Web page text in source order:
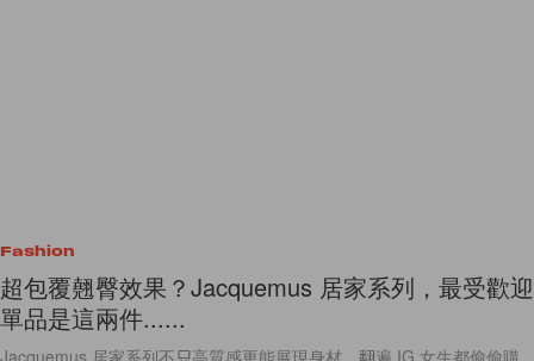
Fashion
超包覆翹臀效果？Jacquemus 居家系列，最受歡迎
單品是這兩件......